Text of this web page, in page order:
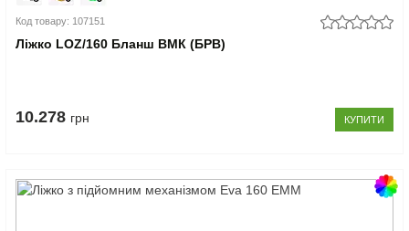
Код товару: 107151
Ліжко LOZ/160 Бланш ВМК (БРВ)
10.278 грн КУПИТИ